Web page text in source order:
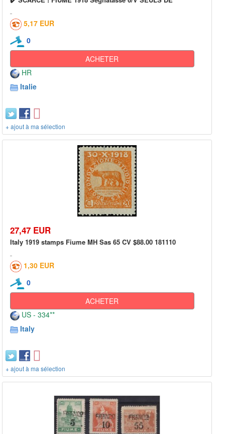
5,17 EUR
0
ACHETER
HR
Italie
+ ajout à ma sélection
27,47 EUR
Italy 1919 stamps Fiume MH Sas 65 CV $88.00 181110
1,30 EUR
0
ACHETER
US - 334**
Italy
+ ajout à ma sélection